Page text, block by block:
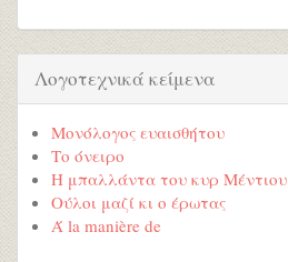
Λογοτεχνικά κείμενα
Μονόλογος ευαισθήτου
Το όνειρο
Η μπαλλάντα του κυρ Μέντιου
Ούλοι μαζί κι ο έρωτας
Ά la manière de